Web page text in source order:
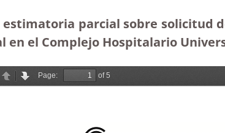
estimatoria parcial sobre solicitud
en el Complejo Hospitalario